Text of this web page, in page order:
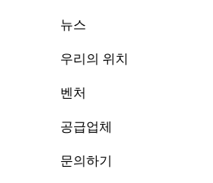
뉴스
우리의 위치
벤처
공급업체
문의하기